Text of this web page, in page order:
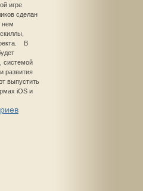
игре
сделан
нем
В
системой
развития
выпустить
iOS и